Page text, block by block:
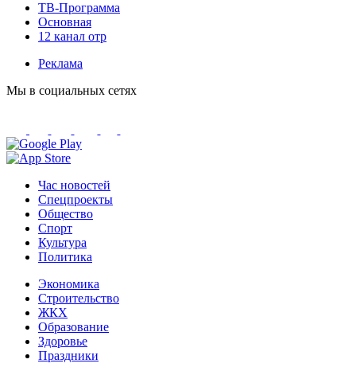
ТВ-Программа
Основная
12 канал отр
Реклама
Мы в социальных сетях
Час новостей
Спецпроекты
Общество
Спорт
Культура
Политика
Экономика
Строительство
ЖКХ
Образование
Здоровье
Праздники